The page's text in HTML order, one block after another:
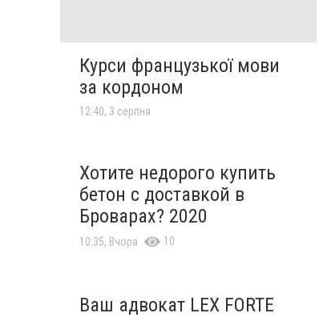
Курси французької мови
за кордоном
12:40, 3 серпня
Хотите недорого купить
бетон с доставкой в
Броварах? 2020
10:35, Вчора 10
Ваш адвокат LEX FORTE